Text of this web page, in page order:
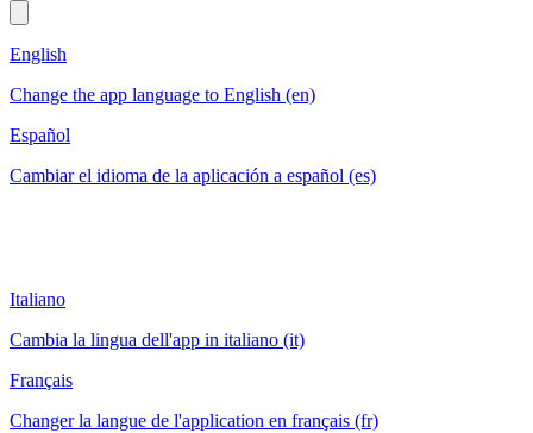
English
Change the app language to English (en)
Español
Cambiar el idioma de la aplicación a español (es)
Italiano
Cambia la lingua dell'app in italiano (it)
Français
Changer la langue de l'application en français (fr)